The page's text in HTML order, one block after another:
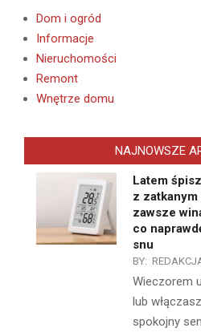
Dom i ogród
Informacje
Nieruchomości
Remont
Wnętrze domu
NAJNOWSZE
Latem
z zatkanym
zawsze
co
snu
BY:
Wieczorem
lub
spokojny